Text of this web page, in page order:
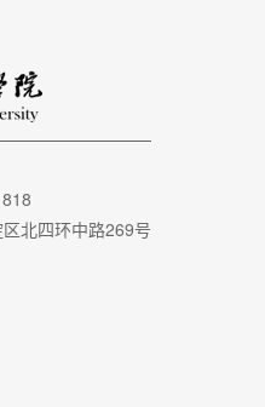
北四环中路269号